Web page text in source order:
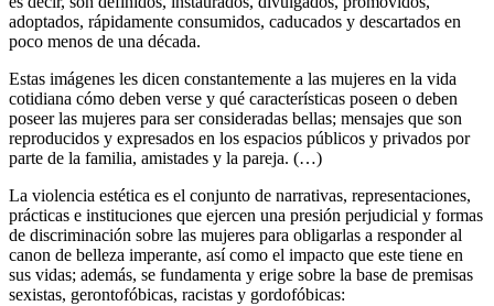
adoptados, rápidamente consumidos, caducados y descartados en
poco menos de una década.
Estas imágenes les dicen constantemente a las mujeres en la vida
cotidiana cómo deben verse y qué características poseen o deben
poseer las mujeres para ser consideradas bellas; mensajes que son
reproducidos y expresados en los espacios públicos y privados por
parte de la familia, amistades y la pareja. (…)
La violencia estética es el conjunto de narrativas, representaciones,
prácticas e instituciones que ejercen una presión perjudicial y formas
de discriminación sobre las mujeres para obligarlas a responder al
canon de belleza imperante, así como el impacto que este tiene en
sus vidas; además, se fundamenta y erige sobre la base de premisas
sexistas, gerontofóbicas, racistas y gordofóbicas: